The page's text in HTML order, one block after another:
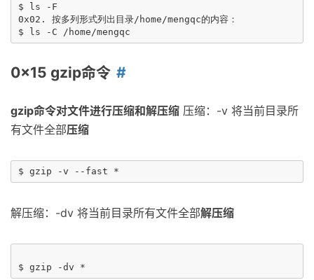
$ ls -F
0x02. 按多列形式列出目录/home/mengqc的内容：
0x15 gzip命令
gzip命令对文件进行压缩和解压缩 压缩：-v 将当前目录所
有文件全部压缩
解压缩：-dv 将当前目录所有文件全部解压缩